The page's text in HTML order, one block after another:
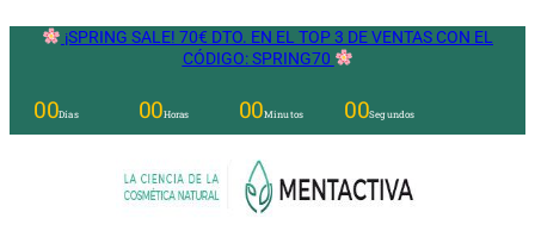
¡SPRING SALE! 70€ DTO. EN EL TOP 3 DE VENTAS CON EL
CÓDIGO: SPRING70
00Días 00Horas 00Minutos 00Segundos